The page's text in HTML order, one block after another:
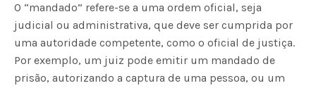
O “mandado” refere-se a uma ordem oficial, seja
judicial ou administrativa, que deve ser cumprida por
uma autoridade competente, como o oficial de justiça.
Por exemplo, um juiz pode emitir um mandado de
prisão, autorizando a captura de uma pessoa, ou um